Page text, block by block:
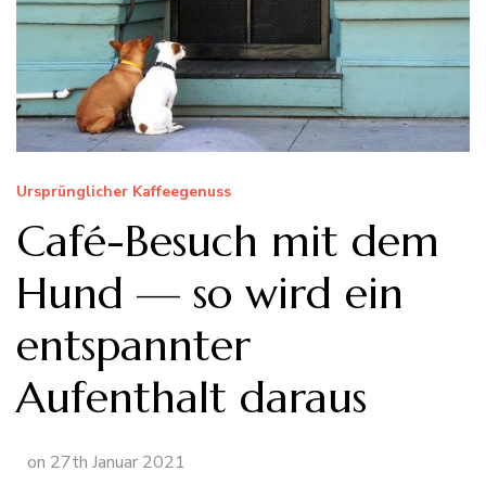
Ursprünglicher Kaffeegenuss
Café-Besuch mit dem
Hund — so wird ein
entspannter
Aufenthalt daraus
on 27th Januar 2021